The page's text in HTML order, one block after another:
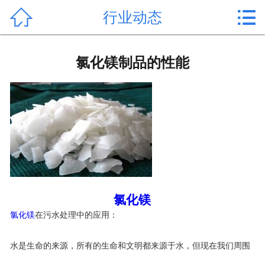
 行业动态 
氯化镁制品的性能
氯化镁
氯化镁在污水处理中的应用：
水是生命的来源，所有的生命和文明都来源于水，但现在我们周围